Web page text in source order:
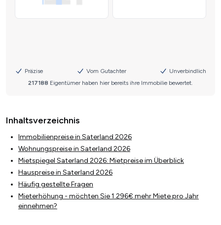
Inhaltsverzeichnis
Immobilienpreise in Saterland 2026
Wohnungspreise in Saterland 2026
Mietspiegel Saterland 2026: Mietpreise im Überblick
Hauspreise in Saterland 2026
Häufig gestellte Fragen
Mieterhöhung - möchten Sie 1.296€ mehr Miete pro Jahr
einnehmen?